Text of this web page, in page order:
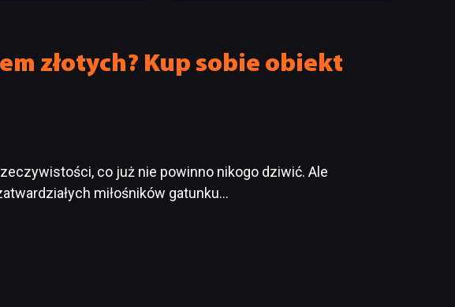
złotych? Kup sobie obiekt
co już nie powinno nikogo dziwić. Ale
miłośników gatunku…